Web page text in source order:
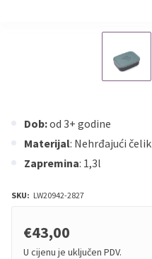
Dob:od 3+ godine
Materijal: Nehrđajući čelik
Zapremina: 1,3l
SKU: LW20942-2827
€43,00
U cijenu je uključen PDV.